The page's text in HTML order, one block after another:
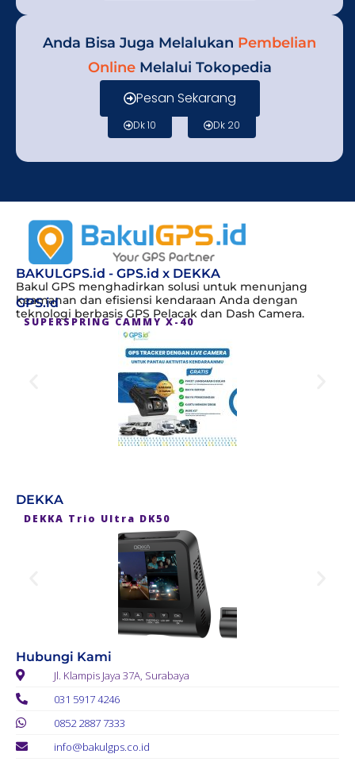
Anda Bisa Juga Melalukan Pembelian
OnlineMelalui Tokopedia
Pesan Sekarang
Dk 10 Dk 20
BAKULGPS.id - GPS.id x DEKKA
Bakul GPS menghadirkan solusi untuk menunjang
keamanan dan efisiensi kendaraan Anda dengan
teknologi berbasis GPS Pelacak dan Dash Camera.
GPS.id
SUPERSPRING CAMMY X-40
DEKKA
DEKKA Trio Ultra DK50
Hubungi Kami
Jl. Klampis Jaya 37A, Surabaya
031 5917 4246
0852 2887 7333
info@bakulgps.co.id